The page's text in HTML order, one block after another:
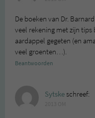
De boeken van Dr.
veel rekening met zijn tips
aardappel gegeten (en
veel groenten…).
Beantwoorden
Sytskeschreef: